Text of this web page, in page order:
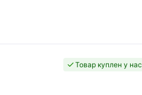
Товар куплен у нас